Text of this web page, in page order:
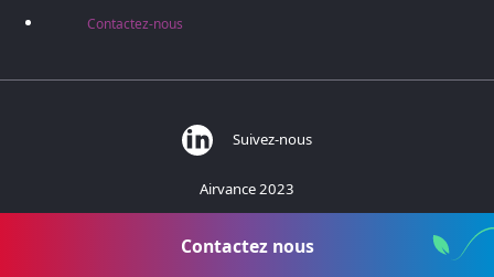
Contactez nous
Contactez-nous
Suivez-nous
Airvance 2023